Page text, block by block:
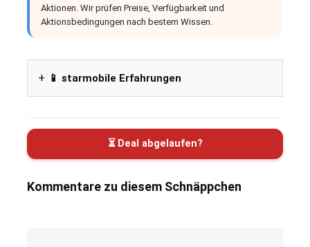
Aktionen. Wir prüfen Preise, Verfügbarkeit und
Aktionsbedingungen nach bestem Wissen.
📱 starmobile Erfahrungen
⏳ Deal abgelaufen?
Kommentare zu diesem Schnäppchen